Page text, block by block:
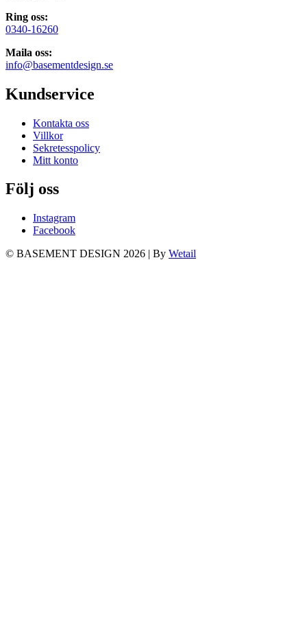
Ring oss:
0340-16260
Maila oss:
info@basementdesign.se
Kundservice
Kontakta oss
Villkor
Sekretesspolicy
Mitt konto
Följ oss
Instagram
Facebook
© BASEMENT DESIGN 2026 | By Wetail